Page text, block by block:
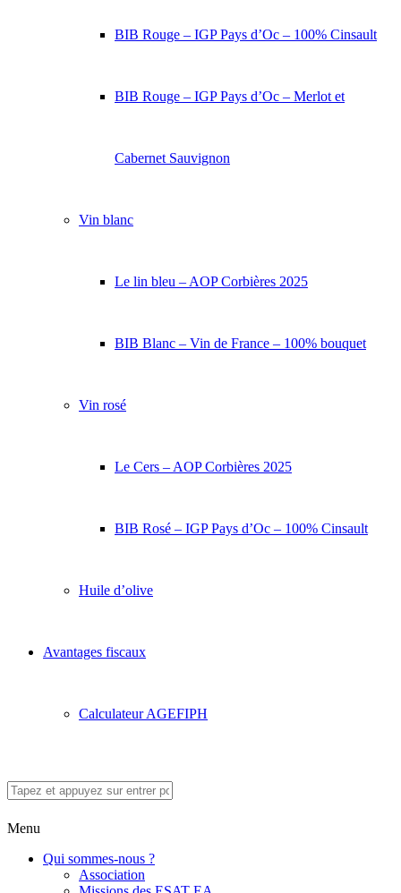
BIB Rouge – IGP Pays d’Oc – 100% Cinsault
BIB Rouge – IGP Pays d’Oc – Merlot et
Cabernet Sauvignon
Vin blanc
Le lin bleu – AOP Corbières 2025
BIB Blanc – Vin de France – 100% bouquet
Vin rosé
Le Cers – AOP Corbières 2025
BIB Rosé – IGP Pays d’Oc – 100% Cinsault
Huile d’olive
Avantages fiscaux
Calculateur AGEFIPH
Menu
Qui sommes-nous ?
Association